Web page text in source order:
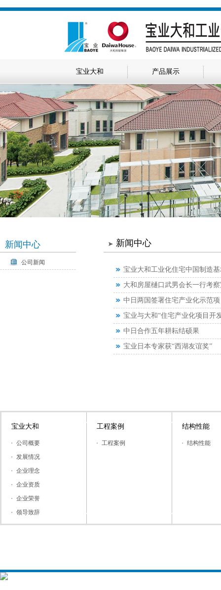
宝业大和 产品展示
新闻中心
公司新闻
新闻中心
宝业大和工业化住宅中国制造
大和房屋樋口武男会长一行考
中日两国签署住宅产业化示范
宝业与大和“住宅产业化项目开
中日合作五年耕耘结硕果
宝业日本专家获“西湖友谊奖”
宝业大和
公司概要
发展情况
企业理念
企业资质
企业荣誉
领导致辞
工程案例
工程案例
结构性能
结构性能